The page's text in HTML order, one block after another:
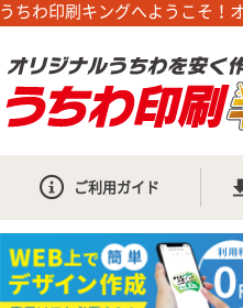
うちわ印刷キングへようこそ！
ご利用ガイド